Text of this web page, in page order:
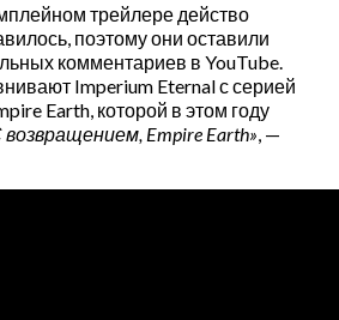
трейлере действо
поэтому они оставили
комментариев в YouTube.
Imperium Eternal с серией
Earth, которой в этом году
возвращением, Empire Earth», —